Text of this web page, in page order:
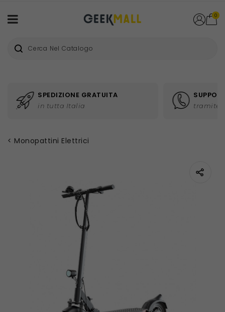
0
SPEDIZIONE GRATUITA
in tutta Italia tramite
Monopattini Elettrici